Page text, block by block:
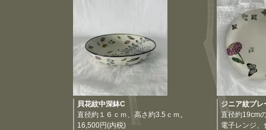
貝花紋中深鉢C
直径約１６ｃｍ、高さ約3.5ｃｍ。
16,500円(内税)
ジニア紋プ
直径約19cm
電子レンジ